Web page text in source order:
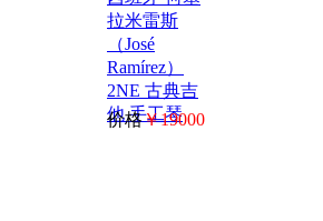
拉米雷斯
（José
Ramírez）
2NE 古典吉
他 手工琴
价格￥19000